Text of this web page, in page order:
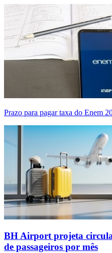
Prazo para pagar taxa do Enem
BH Airport projeta
de passageiros por mês